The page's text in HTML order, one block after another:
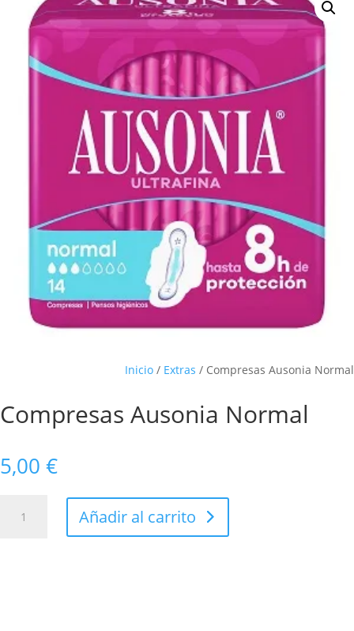
Inicio / Extras / Compresas Ausonia Normal
Compresas Ausonia Normal
5,00 €
Ausonia
Añadir al carrito